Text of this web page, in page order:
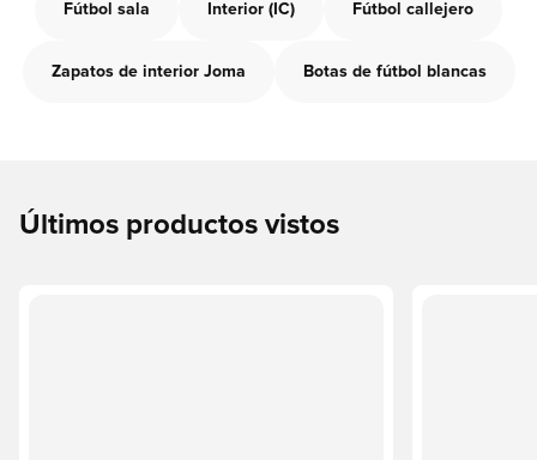
Fútbol sala Interior (IC) Fútbol callejero
Zapatos de interior Joma Botas de fútbol blancas
Últimos productos vistos